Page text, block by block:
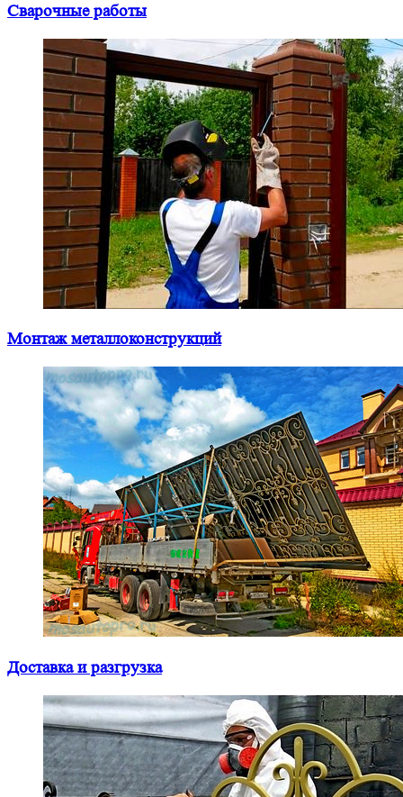
Сварочные работы
Монтаж металлоконструкций
Доставка и разгрузка